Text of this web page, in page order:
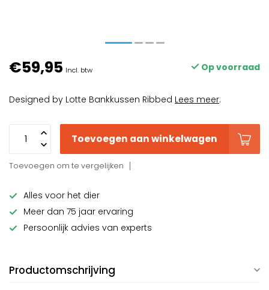
€59,95 Incl. btw Op voorraad
Designed by Lotte Bankkussen Ribbed Lees meer.
Toevoegen aan winkelwagen
Toevoegen om te vergelijken
Alles voor het dier
Meer dan 75 jaar ervaring
Persoonlijk advies van experts
Productomschrijving